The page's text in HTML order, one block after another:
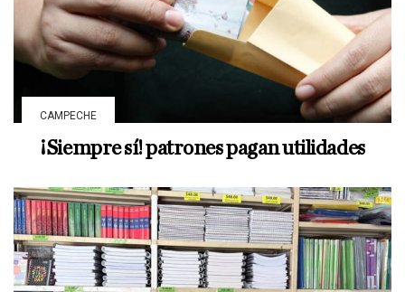
CAMPECHE
¡Siempre sí! patrones pagan utilidades